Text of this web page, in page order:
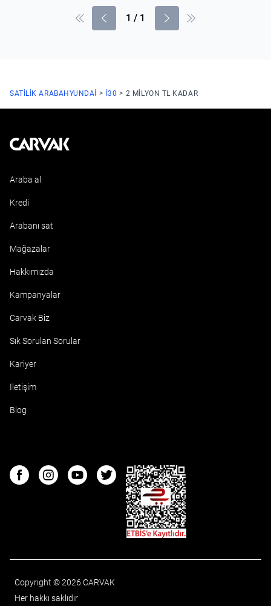
1 / 1
SATILIK ARABAHYUNDAI I30 2 MILYON TL KADAR
Kavak
Araba al
Kredi
Arabanı sat
Mağazalar
Hakkımızda
Kampanyalar
Carvak Biz
Sık Sorulan Sorular
Kariyer
İletişim
Blog
FacebookInstagramYoutubeTwitter
ETBIS
Copyright © 2026 CARVAK
Her hakkı saklıdır